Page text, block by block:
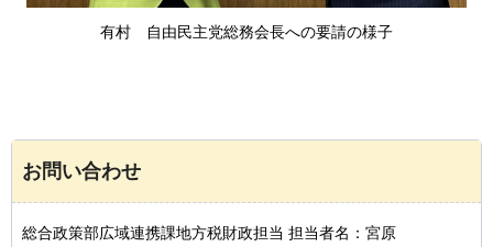
有村 自由民主党総務会長への要請の様子
お問い合わせ
総合政策部広域連携課地方税財政担当 担当者名：宮原